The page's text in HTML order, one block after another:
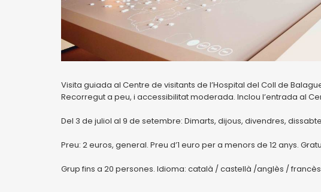
Visita guiada al Centre de visitants de l’Hospital del Coll de
Recorregut a peu, i accessibilitat moderada. Inclou l’entrada al
Del 3 de juliol al 9 de setembre: Dimarts, dijous, divendres,
Preu: 2 euros, general. Preu d’1 euro per a menors de 12 anys.
Grup fins a 20 persones. Idioma: català / castellà /anglès /